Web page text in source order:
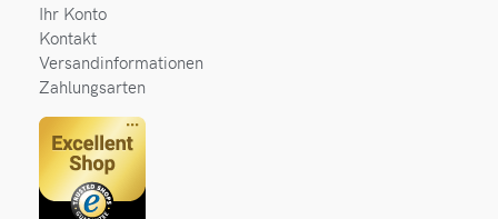
Ihr Konto
Kontakt
Versandinformationen
Zahlungsarten